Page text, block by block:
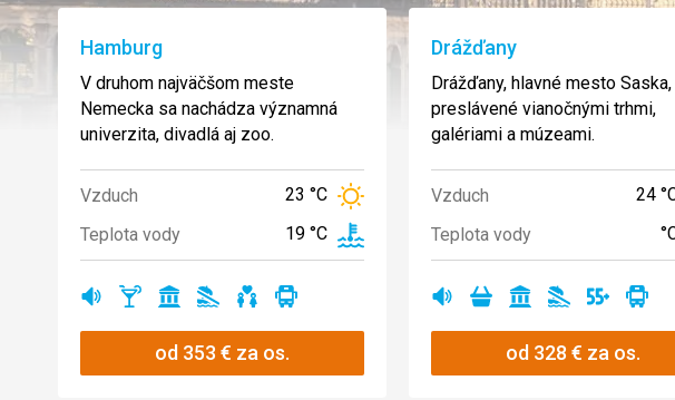
Hamburg
V druhom najväčšom meste
Nemecka sa nachádza významná
univerzita, divadlá aj zoo.
Vzduch
23 °C
Teplota vody
19 °C
AnoAnoAnoAnoAnoAno
od 353 € za os.
Drážďany
Drážďany, hlavné mesto
preslávené vianočnými trhmi,
galériami a múzeami.
Vzduch
24
Teplota vody
AnoAnoAnoAnoAnoAno
od 328 € za os.